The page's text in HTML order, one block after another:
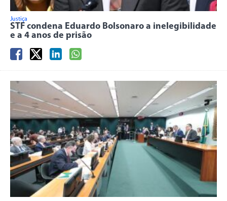
Justiça
STF condena Eduardo Bolsonaro a inelegibilidade
e a 4 anos de prisão